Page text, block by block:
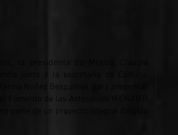
la presidenta de México, Claudia
junto a la secretaria de Cultura,
Núñez Bespalova, para presentar
Fomento de las Artesanías (FONART)
parte de un proyecto integral dirigido